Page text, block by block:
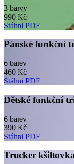
3 barvy
990 Kč
Stáhni PDF
Pánské funkční
6 barev
460 Kč
Stáhni PDF
Dětské funkční
6 barev
390 Kč
Stáhni PDF
Trucker